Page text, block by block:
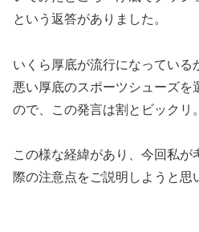
という返答がありました。
いくら厚底が流行になっている
悪い厚底のスポーツシューズを
ので、この発言は割とビックリ。
この様な経緯があり、今回私が
際の注意点をご説明しようと思